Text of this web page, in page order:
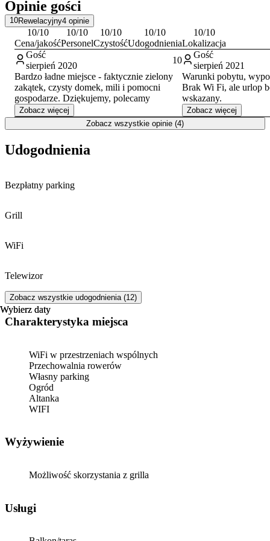
łonie natury.
Opinie gości
10Rewelacyjny4 opinie
10/10
Cena/jakość
10/10
Personel
10/10
Czystość
10/10
Udogodnienia
10/10
Lokalizacja
Gość
sierpień 2020
10
Bardzo ładne miejsce - faktycznie zielony
zakątek, czysty domek, mili i pomocni
gospodarze. Dziękujemy, polecamy
Zobacz więcej
Gość
sierpień 2021
Warunki pobytu,
Brak Wi Fi, ale urlop
wskazany.
Zobacz więcej
Zobacz wszystkie opinie (4)
Wybierz daty
Wybierz daty
Udogodnienia
Bezpłatny parking
Grill
WiFi
Telewizor
Zobacz wszystkie udogodnienia (12)
Charakterystyka miejsca
WiFi w przestrzeniach wspólnych
Przechowalnia rowerów
Własny parking
Ogród
Altanka
WIFI
Wyżywienie
Możliwość skorzystania z grilla
Usługi